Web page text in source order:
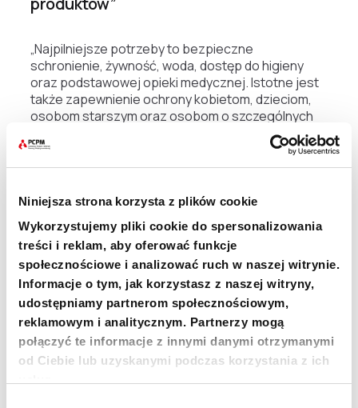
Niniejsza strona korzysta z plików cookie
Wykorzystujemy pliki cookie do spersonalizowania
treści i reklam, aby oferować funkcje
społecznościowe i analizować ruch w naszej witrynie.
Informacje o tym, jak korzystasz z naszej witryny,
udostępniamy partnerom społecznościowym,
reklamowym i analitycznym. Partnerzy mogą
połączyć te informacje z innymi danymi otrzymanymi
od Ciebie lub uzyskanymi podczas korzystania z ich
„Najpilniejsze potrzeby to bezpieczne
schronienie, żywność, woda, dostęp do higieny
oraz podstawowej opieki medycznej. Istotne jest
także zapewnienie ochrony kobietom, dzieciom,
osobom starszym oraz osobom o szczególnych
potrzebach, a także zapobieganie zagrożeniom
sanitarnym” – podkreśla Rana Gabi.
zdj. Cendrella Azar
Fundacja PCPM działa na Bliskim
Wschodzie od blisko 15 lat, realizując